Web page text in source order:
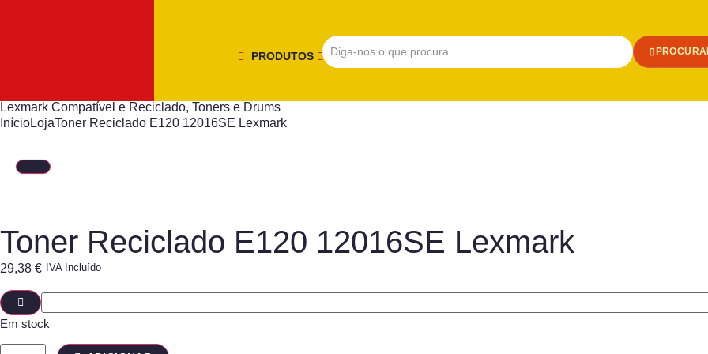
PRODUTOS
Lexmark Compatível e Reciclado, Toners e Drums
InícioLojaToner Reciclado E120 12016SE Lexmark
Toner Reciclado E120 12016SE Lexmark
29,38 € IVA Incluído
Em stock